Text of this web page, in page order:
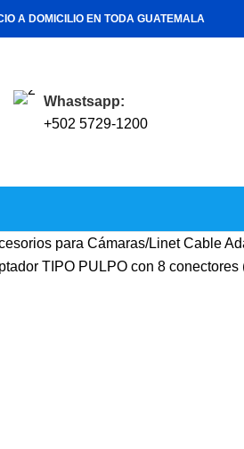
A DOMICILIO EN TODA GUATEMALA
Whastsapp:
+502 5729-1200
para Cámaras Linet Cable